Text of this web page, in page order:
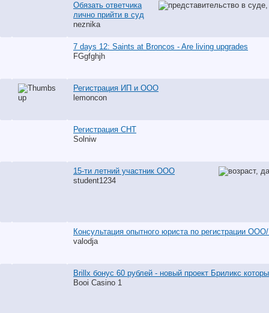
Обязать ответчика
лично прийти в суд
neznika
7 days 12: Saints at Broncos - Are living upgrades
FGgfghjh
Регистрация ИП и ООО
lemoncon
Регистрация СНТ
Solniw
15-ти летний участник ООО
student1234
Консультация опытного юриста по регистрации
valodja
Brillx бонус 60 рублей - новый проект Бриликс
Booi Casino 1